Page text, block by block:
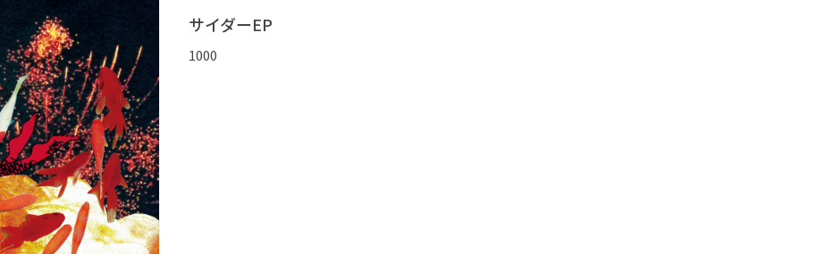
サイダーEP
1000